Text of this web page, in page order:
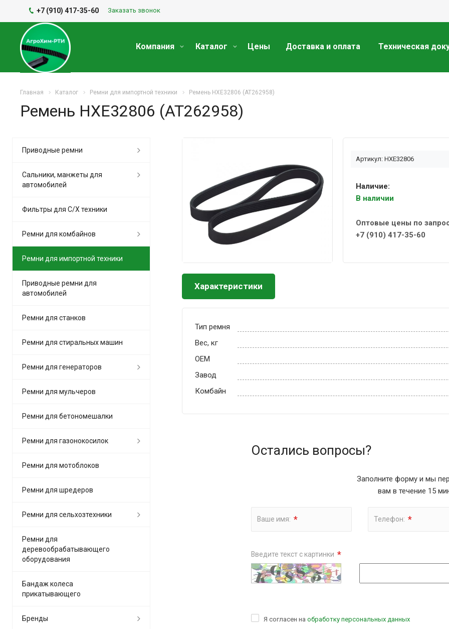
+7 (910) 417-35-60 Заказать звонок
Компания Каталог Цены Доставка и оплата Техническая
Главная Каталог Ремни для импортной техники Ремень HXE32806 (AT262958)
Ремень HXE32806 (AT262958)
Артикул: HXE32806
Наличие:
В наличии
Оптовые цены по
+7 (910) 417-35-60
Характеристики
Тип ремня
Вес, кг
OEM
Завод
Комбайн
Остались вопросы?
Заполните форму и мы
вам в течение 15
Ваше имя: * Телефон: *
Введите текст с картинки *
Я согласен на обработку персональных данных
Приводные ремни
Сальники, манжеты для
автомобилей
Фильтры для С/Х техники
Ремни для комбайнов
Ремни для импортной техники
Приводные ремни для
автомобилей
Ремни для станков
Ремни для стиральных машин
Ремни для генераторов
Ремни для мульчеров
Ремни для бетономешалки
Ремни для газонокосилок
Ремни для мотоблоков
Ремни для шредеров
Ремни для сельхозтехники
Ремни для
деревообрабатывающего
оборудования
Бандаж колеса
прикатывающего
Бренды